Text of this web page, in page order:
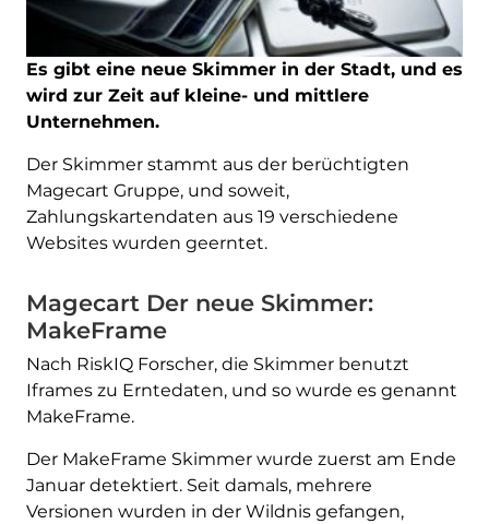
Es gibt eine neue Skimmer in der Stadt, und es
wird zur Zeit auf kleine- und mittlere
Unternehmen.
Der Skimmer stammt aus der berüchtigten
Magecart Gruppe, und soweit,
Zahlungskartendaten aus 19 verschiedene
Websites wurden geerntet.
Magecart Der neue Skimmer:
MakeFrame
Nach RiskIQ Forscher, die Skimmer benutzt
Iframes zu Erntedaten, und so wurde es genannt
MakeFrame.
Der MakeFrame Skimmer wurde zuerst am Ende
Januar detektiert. Seit damals, mehrere
Versionen wurden in der Wildnis gefangen,